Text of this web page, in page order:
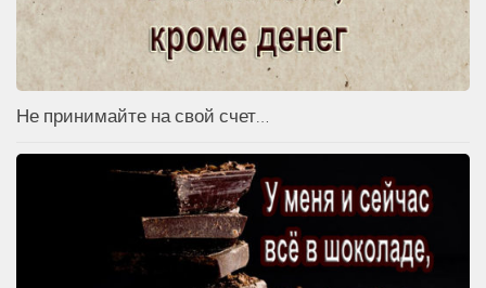
Не принимайте на свой счет…